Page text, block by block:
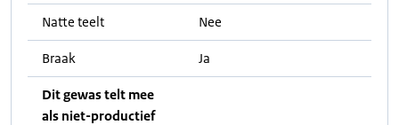
Natte teelt Nee
Braak Ja
Dit gewas telt mee
als niet-productief